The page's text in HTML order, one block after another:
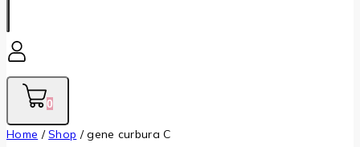
0
Home / Shop / gene curbura C